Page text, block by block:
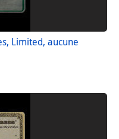
Limited, aucune